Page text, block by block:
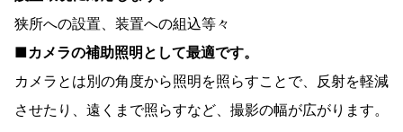
狭所への設置、装置への組込等々
■カメラの補助照明として最適です。
カメラとは別の角度から照明を照らすことで、反射を軽減
させたり、遠くまで照らすなど、撮影の幅が広がります。